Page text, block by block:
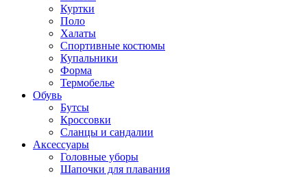
Куртки
Поло
Халаты
Спортивные костюмы
Купальники
Форма
Термобелье
Обувь
Бутсы
Кроссовки
Сланцы и сандалии
Аксессуары
Головные уборы
Шапочки для плавания